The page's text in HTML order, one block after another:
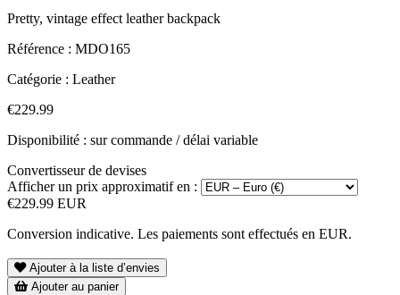
Pretty, vintage effect leather backpack
Référence : MDO165
Catégorie : Leather
€229.99
Disponibilité : sur commande / délai variable
Convertisseur de devises
Afficher un prix approximatif en :
€229.99 EUR
Conversion indicative. Les paiements sont effectués en EUR.
Ajouter à la liste d’envies
Ajouter au panier